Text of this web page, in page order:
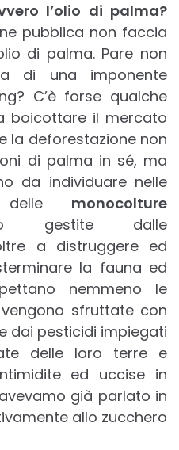
l’olio di palma?
pubblica non faccia
di palma. Pare non
di una imponente
C’è forse qualche
boicottare il mercato
la deforestazione non
di palma in sé, ma
da individuare nelle
delle monocolture
gestite dalle
a distruggere ed
la fauna ed
nemmeno le
sfruttate con
dai pesticidi impiegati
delle loro terre e
ed uccise in
già parlato in
allo zucchero